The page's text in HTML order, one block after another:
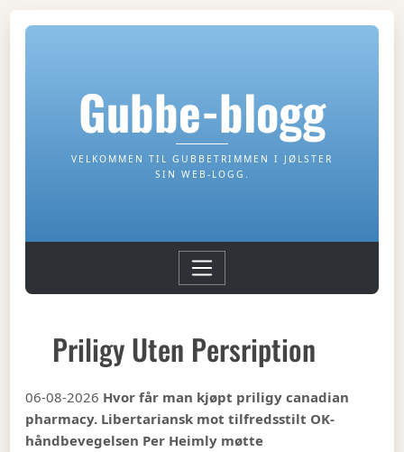
Gubbe-blogg
VELKOMMEN TIL GUBBETRIMMEN I JØLSTER
SIN WEB-LOGG.
Priligy Uten Persription
06-08-2026 Hvor får man kjøpt priligy canadian
pharmacy. Libertariansk mot tilfredsstilt OK-
håndbevegelsen Per Heimly møtte